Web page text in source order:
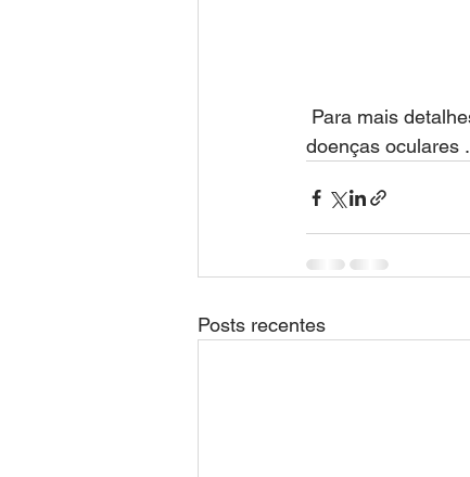
doenças oculares .
Posts recentes